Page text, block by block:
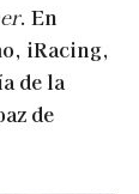
. En
iRacing,
de la
de